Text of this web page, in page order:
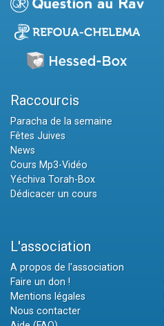
Raccourcis
Paracha de la semaine
Fêtes Juives
News
Cours Mp3-Vidéo
Yéchiva Torah-Box
Dédicacer un cours
L'association
A propos de l'association
Faire un don !
Mentions légales
Nous contacter